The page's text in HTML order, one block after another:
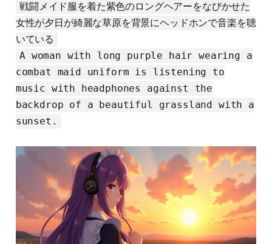
戦闘メイド服を着た紫色のロングヘアーをなびかせた
女性が夕日が綺麗な草原を背景にヘッドホンで音楽を聴
いている
A woman with long purple hair wearing a
combat maid uniform is listening to
music with headphones against the
backdrop of a beautiful grassland with a
sunset.